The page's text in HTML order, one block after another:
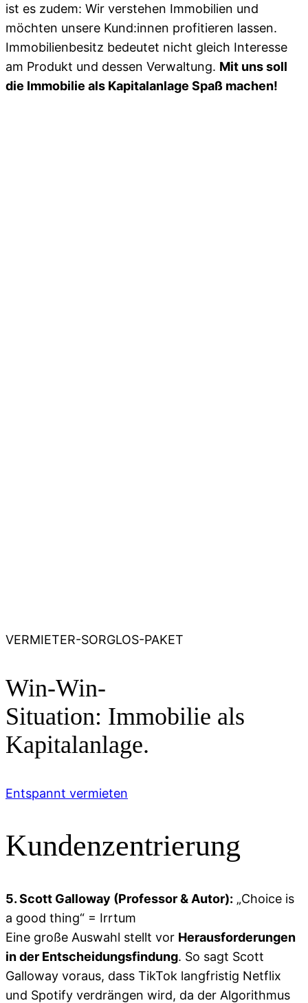
ist es zudem: Wir verstehen Immobilien und
möchten unsere Kund:innen profitieren lassen.
Immobilienbesitz bedeutet nicht gleich Interesse
am Produkt und dessen Verwaltung. Mit uns soll
die Immobilie als Kapitalanlage Spaß machen!
VERMIETER-SORGLOS-PAKET
Win-Win-
Situation: Immobilie als
Kapitalanlage.
Entspannt vermieten
Kundenzentrierung
5. Scott Galloway (Professor & Autor): „Choice is
a good thing“ = Irrtum
Eine große Auswahl stellt vor Herausforderungen
in der Entscheidungsfindung. So sagt Scott
Galloway voraus, dass TikTok langfristig Netflix
und Spotify verdrängen wird, da der Algorithmus